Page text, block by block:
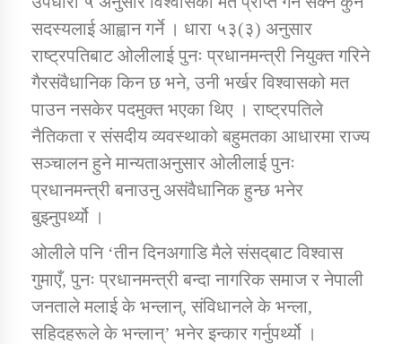
सदस्यलाई आह्वान गर्ने । धारा ५३(३) अनुसार
राष्ट्रपतिबाट ओलीलाई पुनः प्रधानमन्त्री नियुक्त गरिने
गैरसंवैधानिक किन छ भने, उनी भर्खर विश्वासको मत
पाउन नसकेर पदमुक्त भएका थिए । राष्ट्रपतिले
नैतिकता र संसदीय व्यवस्थाको बहुमतका आधारमा राज्य
सञ्चालन हुने मान्यताअनुसार ओलीलाई पुनः
प्रधानमन्त्री बनाउनु असंवैधानिक हुन्छ भनेर
बुझ्नुपर्थ्यो ।
ओलीले पनि ‘तीन दिनअगाडि मैले संसद्‌बाट विश्वास
गुमाएँ, पुनः प्रधानमन्त्री बन्दा नागरिक समाज र नेपाली
जनताले मलाई के भन्लान्, संविधानले के भन्ला,
सहिदहरूले के भन्लान्’ भनेर इन्कार गर्नुपर्थ्यो ।